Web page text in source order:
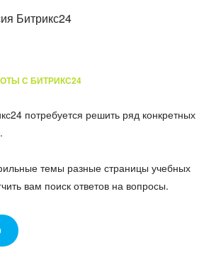
С БИТРИКС24
потребуется решить ряд конкретных
темы разные страницы учебных
вам поиск ответов на вопросы.